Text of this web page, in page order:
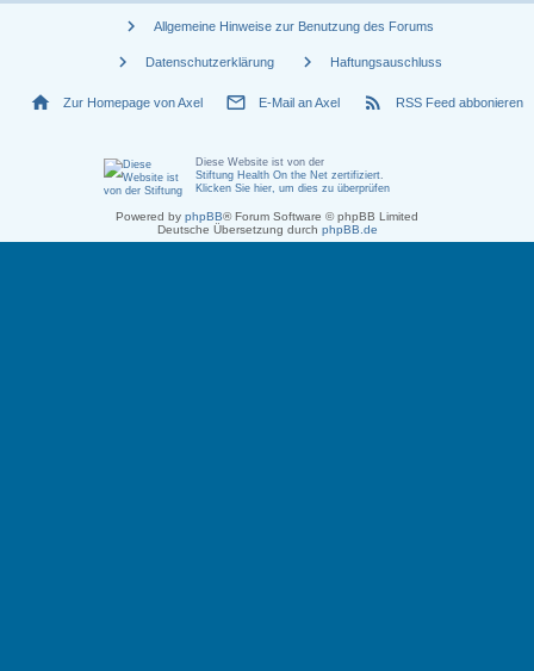
chevron_right Allgemeine Hinweise zur Benutzung des Forums
chevron_right Datenschutzerklärung chevron_right Haftungsauschluss
home Zur Homepage von Axel mail_outline E-Mail an Axel rss_feed RSS Feed abbonieren
Diese Website ist von der
Stiftung Health On the Net zertifiziert.
Klicken Sie hier, um dies zu überprüfen
Powered by phpBB® Forum Software © phpBB Limited
Deutsche Übersetzung durch phpBB.de